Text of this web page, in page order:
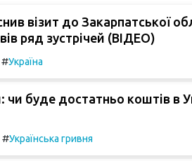
візит до Закарпатської
ряд зустрічей (ВІДЕО)
#Україна
чи буде достатньо коштів в
#Українська гривня